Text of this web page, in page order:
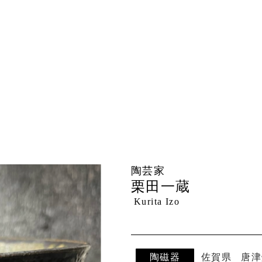
陶芸家
栗田一蔵
Kurita Izo
陶磁器 佐賀県 唐